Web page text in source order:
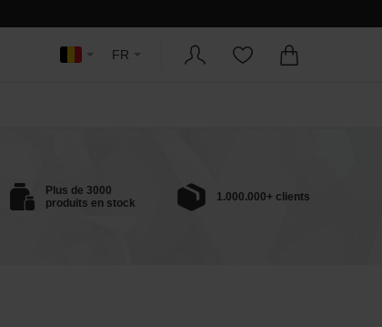
FR
Plus de 3000
produits en stock
1.000.000+ clients